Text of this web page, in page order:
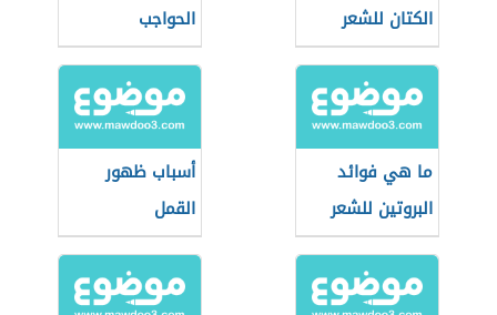
الكتان للشعر
الحواجب
ما هي فوائد
البروتين للشعر
أسباب ظهور
القمل